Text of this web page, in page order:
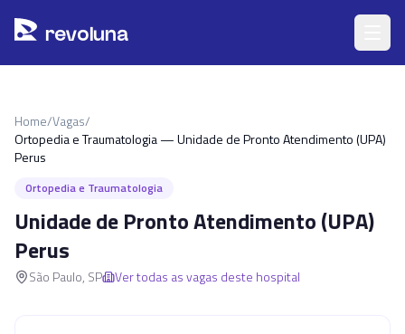
revoluna
Home/Vagas/
Ortopedia e Traumatologia — Unidade de Pronto Atendimento (UPA)
Perus
Ortopedia e Traumatologia
Unidade de Pronto Atendimento (UPA)
Perus
São Paulo, SP Ver todas as vagas deste hospital